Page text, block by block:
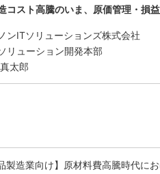
コスト高騰のいま、原価管理・損
ンITソリューションズ株式会社
リューション開発本部
太郎
製造業向け】原材料費高騰時代に